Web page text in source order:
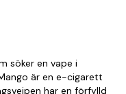
söker en vape i
är en e-cigarett
har en förfylld